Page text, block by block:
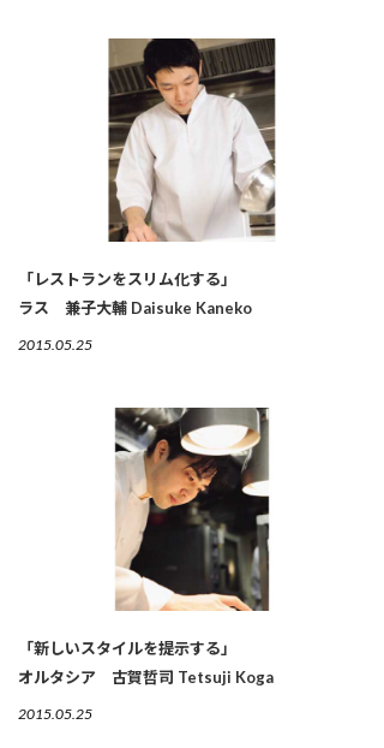
「レストランをスリム化する」
ラス 兼子大輔 Daisuke Kaneko
2015.05.25
「新しいスタイルを提示する」
オルタシア 古賀哲司 Tetsuji Koga
2015.05.25